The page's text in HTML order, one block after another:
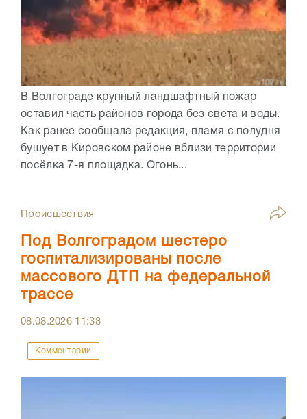
В Волгограде крупный ландшафтный пожар
оставил часть районов города без света и воды.
Как ранее сообщала редакция, пламя с полудня
бушует в Кировском районе вблизи территории
посёлка 7-я площадка. Огонь...
Происшествия
Под Волгоградом шестеро
госпитализированы после
массового ДТП на федеральной
трассе
08.08.2026 11:38
Комментарии